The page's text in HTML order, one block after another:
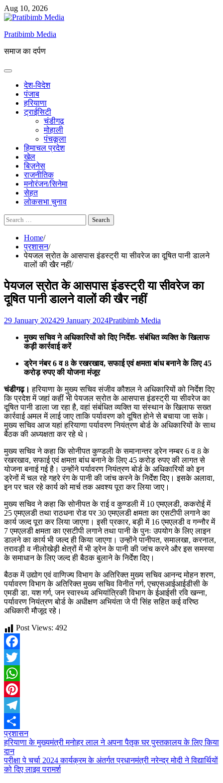
Skip
to
Aug 10, 2026
Pratibimb Media
समाज का दर्पण
देश-विदेश
पंजाब
हरियाणा
ट्राईसिटी
चंडीगढ़
मोहाली
पंचकूला
हिमाचल प्रदेश
खेल
बिज़नेस
राजनीतिक
मनोरंजन/सिनेमा
सेहत
लोकसभा चुनाव
Search
for:
Home
प्रशासन
पेयजल स्रोत के आसपास इंडस्ट्री या सीवरेज का दूषित पानी डालने
वालों की खैर नहीं
पेयजल स्रोत के आसपास इंडस्ट्री या सीवरेज का
दूषित पानी डालने वालों की खैर नहीं
29 January 202429 January 2024Pratibimb Media
मुख्य सचिव ने अधिकारियों को दिए निर्देश- संबंधित व्यक्ति के खिलाफ
कड़ी कार्रवाई करें
ड्रेन नंबर 6 व 8 के रखरखाव, सफाई एवं क्षमता बांध बनाने के लिए 45
करोड़ रुपए की योजना मंजूर
चंडीगढ़। हरियाणा के मुख्य सचिव संजीव कौशल ने अधिकारियों को निर्देश दिए
कि प्रदेश में जहां कहीं भी पेयजल स्रोत के आसपास इंडस्ट्री या सीवरेज का
दूषित पानी डाला जा रहा है, वहां संबंधित व्यक्ति या संस्थान के खिलाफ सख्त
कार्रवाई अमल में लाई जाए ताकि पर्यावरण को दूषित होने से बचाया जा सके।
मुख्य सचिव आज यहां हरियाणा पर्यावरण नियंत्रण बोर्ड के अधिकारियों के साथ
बैठक की अध्यक्षता कर रहे थे।
मुख्य सचिव ने कहा कि सोनीपत कुण्डली के समानान्तर ड्रेन नम्बर 6 व 8 के
रखरखाव, सफाई एवं क्षमता बांध बनाने के लिए 45 करोड़ रुपए की लागत से
योजना बनाई गई है। उन्होंने पर्यावरण नियंत्रण बोर्ड के अधिकारियों को इन
ड्रेनों में चल रहे गहरे रंग के पानी की जांच करने के निर्देश दिए। इसके अलावा,
इन पर चल रहे कार्य को मार्च तक अवश्य पूरा कर लिया जाए।
मुख्य सचिव ने कहा कि सोनीपत के राई व कुण्डली में 10 एमएलडी, ककरोई में
25 एमएलडी तथा राठधना रोड पर 30 एमएलडी क्षमता का एसटीपी लगाने का
कार्य जल्द पूरा कर लिया जाएगा। इसी प्रकार, बड़ी में 16 एमएलडी व गन्नौर में
7 एमएलडी क्षमता का एसटीपी लगाने तथा पानी के पुनः उपयोग के लिए लाइन
डालने का कार्य भी जल्द ही किया जाएगा। उन्होंने पानीपत, समालखा, करनाल,
तरावड़ी व नीलोखेड़ी क्षेत्रों में भी ड्रेन के पानी की जांच करने और इस समस्या
के समाधान के लिए जल्द ही बैठक बुलाने के निर्देश दिए।
बैठक में उद्योग एवं वाणिज्य विभाग के अतिरिक्त मुख्य सचिव आनन्द मोहन शरण,
पर्यावरण विभाग के अतिरिक्त मुख्य सचिव विनीत गर्ग, एचएसआईआईडीसी के
एमडी डा. यश गर्ग, जन स्वास्थ्य अभियांत्रिकी विभाग के ईआईसी रवि खन्ना,
पर्यावरण नियंत्रण बोर्ड के अधीक्षण अभियंता जे पी सिंह सहित कई वरिष्ठ
अधिकारी मौजूद रहे।
Post Views: 492
Facebook
Twitter
WhatsApp
Pinterest
Telegram
Share
प्रशासन
Post
navigation
हरियाणा के मुख्यमंत्री मनोहर लाल ने अपना पैतृक घर पुस्तकालय के लिए किया
दान
परीक्षा पे चर्चा 2024 कार्यक्रम के अंतर्गत प्रधानमंत्री नरेन्द्र मोदी ने विद्यार्थियों
को दिए लाइव परामर्श